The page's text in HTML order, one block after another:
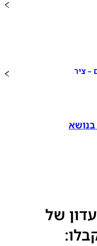
– ציר
של